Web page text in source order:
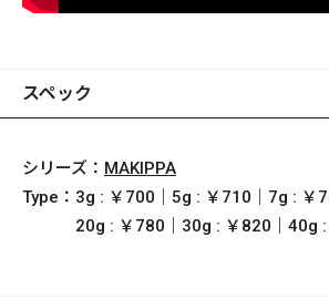
スペック
シリーズ： MAKIPPA
Type： 3g : ￥700｜5g : ￥710｜7g : ￥
20g : ￥780｜30g : ￥820｜40g